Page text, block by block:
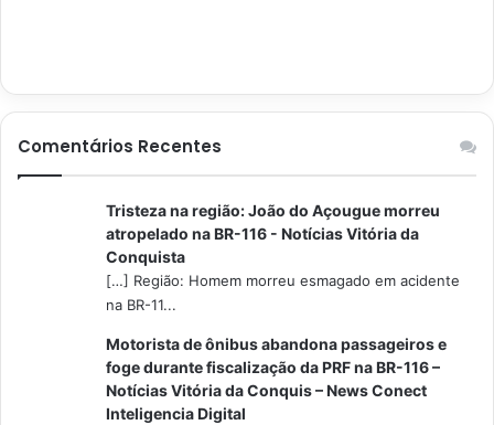
Comentários Recentes
Tristeza na região: João do Açougue morreu
atropelado na BR-116 - Notícias Vitória da
Conquista
[…] Região: Homem morreu esmagado em acidente
na BR-11...
Motorista de ônibus abandona passageiros e
foge durante fiscalização da PRF na BR-116 –
Notícias Vitória da Conquis – News Conect
Inteligencia Digital